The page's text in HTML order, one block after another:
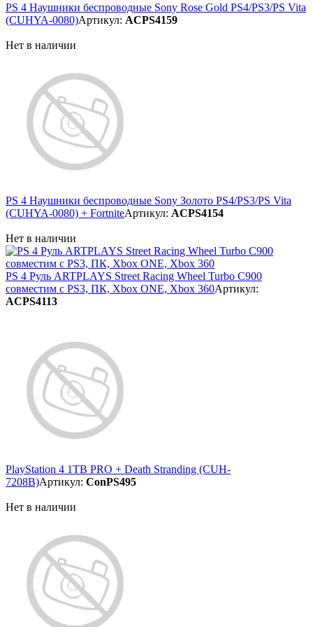
PS 4 Наушники беспроводные Sony Rose Gold PS4/PS3/PS Vita
(CUHYA-0080)Артикул: ACPS4159
Нет в наличии
PS 4 Наушники беспроводные Sony Золото PS4/PS3/PS Vita
(CUHYA-0080) + FortniteАртикул: ACPS4154
Нет в наличии
PS 4 Руль ARTPLAYS Street Racing Wheel Turbo C900
совместим с PS3, ПК, Xbox ONE, Xbox 360Артикул:
ACPS4113
PlayStation 4 1TB PRO + Death Stranding (CUH-
7208B)Артикул: ConPS495
Нет в наличии